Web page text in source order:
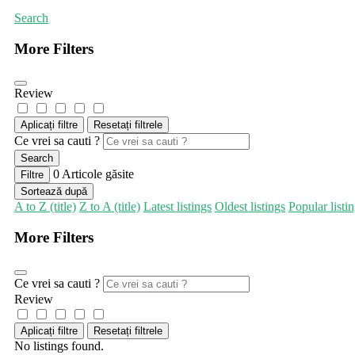
Search
More Filters
Review
Aplicați filtre Resetați filtrele
Ce vrei sa cauti ?
Search
Filtre
0 Articole găsite
Sortează după
A to Z (title) Z to A (title) Latest listings Oldest listings Popular
More Filters
Ce vrei sa cauti ?
Review
Aplicați filtre Resetați filtrele
No listings found.